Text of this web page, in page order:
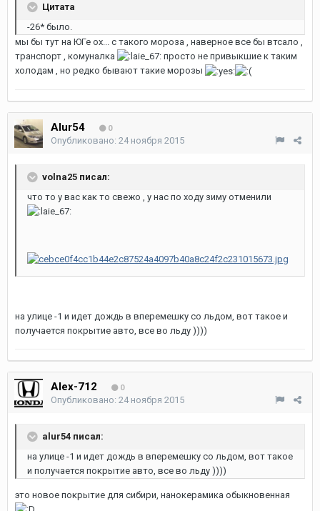
Цитата
-26* было.
мы бы тут на ЮГе ох... с такого мороза , наверное все бы втсало ,
транспорт , комуналка
просто не привыкшие к таким
холодам , но редко бывают такие морозы
Alur54 0
Опубликовано: 24 ноября 2015
volna25 писал:
что то у вас как то свежо , у нас по ходу зиму отменили
на улице -1 и идет дождь в вперемешку со льдом, вот такое и
получается покрытие авто, все во льду ))))
Alex-712 0
Опубликовано: 24 ноября 2015
alur54 писал:
на улице -1 и идет дождь в вперемешку со льдом, вот такое
и получается покрытие авто, все во льду ))))
это новое покрытие для сибири, нанокерамика обыкновенная